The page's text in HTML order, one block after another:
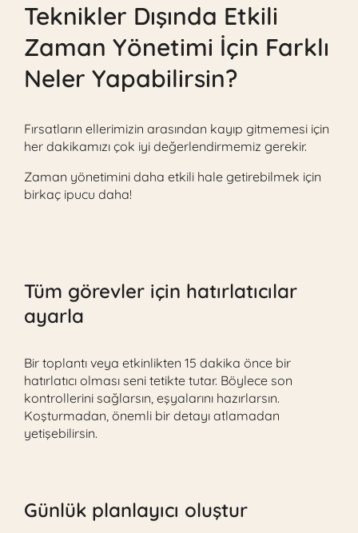
Teknikler Dışında Etkili
Zaman Yönetimi İçin Farklı
Neler Yapabilirsin?
Fırsatların ellerimizin arasından kayıp gitmemesi için
her dakikamızı çok iyi değerlendirmemiz gerekir.
Zaman yönetimini daha etkili hale getirebilmek için
birkaç ipucu daha!
Tüm görevler için hatırlatıcılar
ayarla
Bir toplantı veya etkinlikten 15 dakika önce bir
hatırlatıcı olması seni tetikte tutar. Böylece son
kontrollerini sağlarsın, eşyalarını hazırlarsın.
Koşturmadan, önemli bir detayı atlamadan
yetişebilirsin.
Günlük planlayıcı oluştur